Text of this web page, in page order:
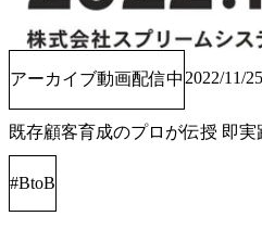
アーカイブ動画配信中 2022/11/
既存顧客育成のプロが伝授 即
#BtoB